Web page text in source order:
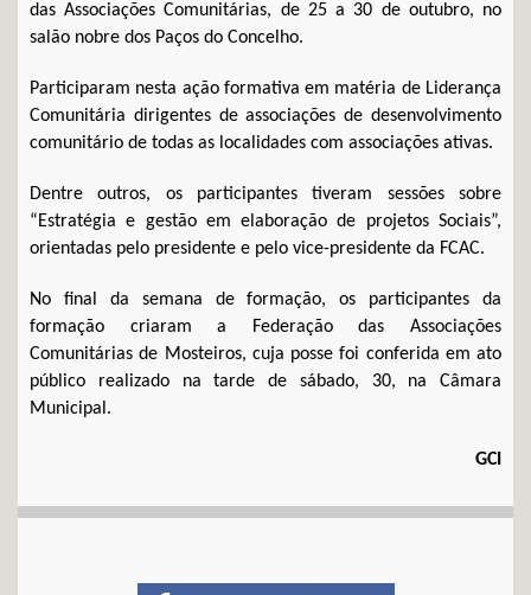
das Associações Comunitárias, de 25 a 30 de outubro, no
salão nobre dos Paços do Concelho.
Participaram nesta ação formativa em matéria de Liderança
Comunitária dirigentes de associações de desenvolvimento
comunitário de todas as localidades com associações ativas.
Dentre outros, os participantes tiveram sessões sobre
“Estratégia e gestão em elaboração de projetos Sociais”,
orientadas pelo presidente e pelo vice-presidente da FCAC.
No final da semana de formação, os participantes da
formação criaram a Federação das Associações
Comunitárias de Mosteiros, cuja posse foi conferida em ato
público realizado na tarde de sábado, 30, na Câmara
Municipal.
GCI